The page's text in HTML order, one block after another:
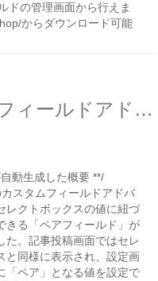
ドの管理画面から行えま
からダウンロード可能
SOY CMSのカスタムフィールドアドバンスドでペアフィールドを追加しました
動生成した概要 **/
スタムフィールドアドバ
レクトボックスの値に紐づ
きる「ペアフィールド」が
た。記事投稿画面ではセレ
と同様に表示され、設定画
「ペア」となる値を設定で